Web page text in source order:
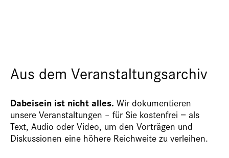
Aus dem Veranstaltungsarchiv
Dabeisein ist nicht alles. Wir dokumentieren
unsere Veranstaltungen – für Sie kostenfrei − als
Text, Audio oder Video, um den Vorträgen und
Diskussionen eine höhere Reichweite zu verleihen.